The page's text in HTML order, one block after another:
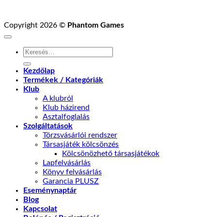
Copyright 2026 © Phantom Games
Keresés
következőre:
Kezdőlap
Termékek / Kategóriák
Klub
A klubról
Klub házirend
Asztalfoglalás
Szolgáltatások
Törzsvásárlói rendszer
Társasjáték kölcsönzés
Kölcsönözhető társasjátékok
Lapfelvásárlás
Könyv felvásárlás
Garancia PLUSZ
Eseménynaptár
Blog
Kapcsolat